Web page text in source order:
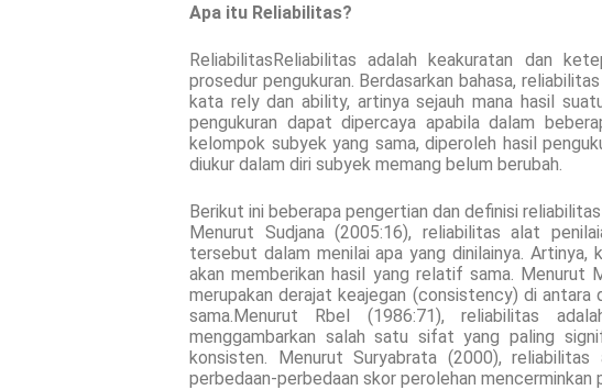
Apa itu Reliabilitas?
ReliabilitasReliabilitas adalah keakuratan dan
prosedur pengukuran. Berdasarkan bahasa,
kata rely dan ability, artinya sejauh mana hasil
pengukuran dapat dipercaya apabila dalam
kelompok subyek yang sama, diperoleh hasil
diukur dalam diri subyek memang belum berubah.
Berikut ini beberapa pengertian dan definisi
Menurut Sudjana (2005:16), reliabilitas alat
tersebut dalam menilai apa yang dinilainya. Artinya,
akan memberikan hasil yang relatif sama. Menurut
merupakan derajat keajegan (consistency) di antara
sama.Menurut Rbel (1986:71), reliabilitas
menggambarkan salah satu sifat yang paling
konsisten. Menurut Suryabrata (2000),
perbedaan-perbedaan skor perolehan mencerminkan